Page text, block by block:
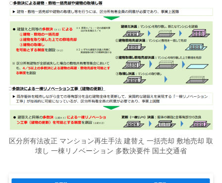
区分所有法改正 マンション再生手法 建替え 一括売却 敷地売却 取
壊し 一棟リノベーション 多数決要件 国土交通省